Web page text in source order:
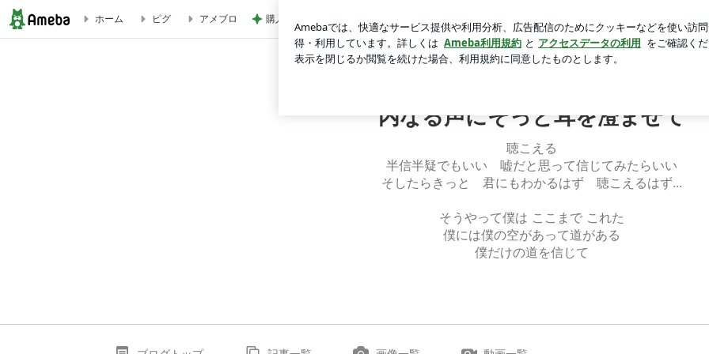
ホーム ピグ アメブロ 購入して大正解だった異素材トップス 新規登録
内なる声にそっと耳を澄ませて
聴こえる
半信半疑でもいい 嘘だと思って信じてみたらいい
そしたらきっと 君にもわかるはず 聴こえるはず...
そうやって僕は ここまで これた
僕には僕の空があって道がある
僕だけの道を信じて